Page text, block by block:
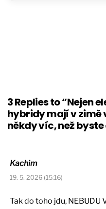
3 Replies to “Nejen
hybridy mají v zimě
někdy víc, než byste
Kachim
19. 5. 2026 (15:16)
Tak do toho jdu, NEBUDU